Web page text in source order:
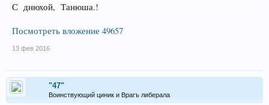
С днюхой, Танюша.!
Посмотреть вложение 49657
13 фев 2016
"47"
Воинствующий циник и Врагъ либерала